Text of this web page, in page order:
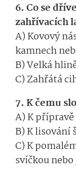
6. Co se
zahřívacích
A) Kovový
kamnech
B) Velká
C) Zahřátá
7. K čemu
A) K
B) K lisování
C) K
svíčkou